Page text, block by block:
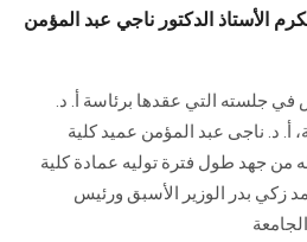
الدكتور ناجي عبد المؤمن
جلسته التي عقدها برئاسة أ. د.
أ. د. ناجى عبد المؤمن عميد كلية
من جهد طول فترة توليه عمادة كلية
زكي بدر الوزير الأسبق ورئيس